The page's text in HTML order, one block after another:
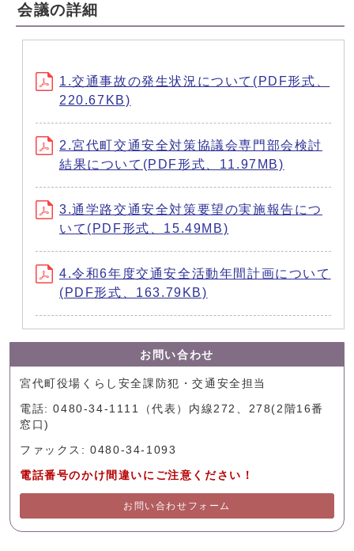
会議の詳細
1.交通事故の発生状況について(PDF形式、
220.67KB)
2.宮代町交通安全対策協議会専門部会検討
結果について(PDF形式、11.97MB)
3.通学路交通安全対策要望の実施報告につ
いて(PDF形式、15.49MB)
4.令和6年度交通安全活動年間計画について
(PDF形式、163.79KB)
お問い合わせ
宮代町役場くらし安全課防犯・交通安全担当
電話: 0480-34-1111（代表）内線272、278(2階16番
窓口)
ファックス: 0480-34-1093
電話番号のかけ間違いにご注意ください！
お問い合わせフォーム